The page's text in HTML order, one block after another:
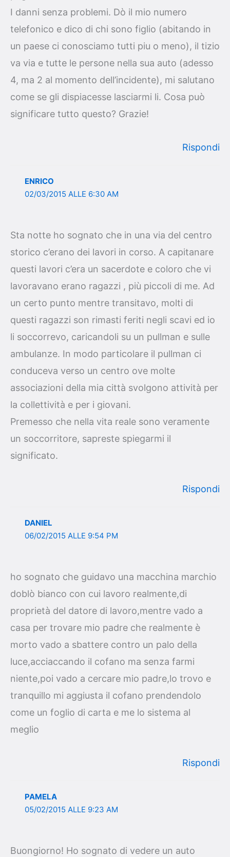
I danni senza problemi. Dò il mio numero
telefonico e dico di chi sono figlio (abitando in
un paese ci conosciamo tutti piu o meno), il tizio
va via e tutte le persone nella sua auto (adesso
4, ma 2 al momento dell’incidente), mi salutano
come se gli dispiacesse lasciarmi li. Cosa può
significare tutto questo? Grazie!
Rispondi
ENRICO
02/03/2015 ALLE 6:30 AM
Sta notte ho sognato che in una via del centro
storico c’erano dei lavori in corso. A capitanare
questi lavori c’era un sacerdote e coloro che vi
lavoravano erano ragazzi , più piccoli di me. Ad
un certo punto mentre transitavo, molti di
questi ragazzi son rimasti feriti negli scavi ed io
li soccorrevo, caricandoli su un pullman e sulle
ambulanze. In modo particolare il pullman ci
conduceva verso un centro ove molte
associazioni della mia città svolgono attività per
la collettività e per i giovani.
Premesso che nella vita reale sono veramente
un soccorritore, sapreste spiegarmi il
significato.
Rispondi
DANIEL
06/02/2015 ALLE 9:54 PM
ho sognato che guidavo una macchina marchio
doblò bianco con cui lavoro realmente,di
proprietà del datore di lavoro,mentre vado a
casa per trovare mio padre che realmente è
morto vado a sbattere contro un palo della
luce,acciaccando il cofano ma senza farmi
niente,poi vado a cercare mio padre,lo trovo e
tranquillo mi aggiusta il cofano prendendolo
come un foglio di carta e me lo sistema al
meglio
Rispondi
PAMELA
05/02/2015 ALLE 9:23 AM
Buongiorno! Ho sognato di vedere un auto